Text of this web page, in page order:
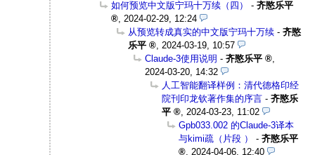
如何预览中文版宁玛十万续（四）
-齐愍乐平
2024-02-29, 12:24
从预览转成真实的中文版宁玛十万续 -齐愍
乐平
2024-03-19, 10:57
Claude-3使用说明 -齐愍乐平
2024-03-20, 14:32
人工智能翻译样例：清代德格印经
院刊印龙钦著作集的序言 -齐愍乐
平
2024-03-23, 11:02
Gpb033.002 的Claude-3译本
与kimi疏（片段 ）
-齐愍乐平
2024-04-06, 12:40